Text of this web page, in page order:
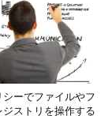
シーでファイルやフ
ジストリを操作する